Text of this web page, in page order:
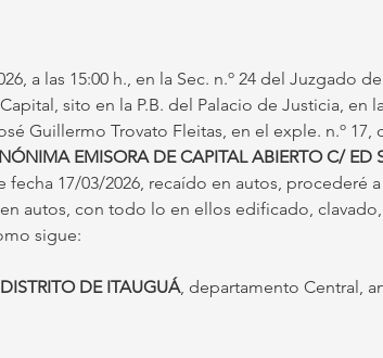
a las 15:00 h., en la Sec. n.º 24 del Juzgado
sito en la P.B. del Palacio de Justicia, en
Guillermo Trovato Fleitas, en el exple. n.º 17,
EMISORA DE CAPITAL ABIERTO C/ ED
17/03/2026, recaído en autos, procederé
autos, con todo lo en ellos edificado,
sigue:
DE ITAUGUÁ, departamento Central,